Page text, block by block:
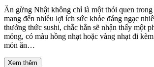
Ăn gừng Nhật không chỉ là một thói quen trong
mang đến nhiều lợi ích sức khỏe đáng ngạc
thưởng thức sushi, chắc hẳn sẽ nhận thấy một
mỏng, có màu hồng nhạt hoặc vàng nhạt đi
món ăn…
Xem thêm